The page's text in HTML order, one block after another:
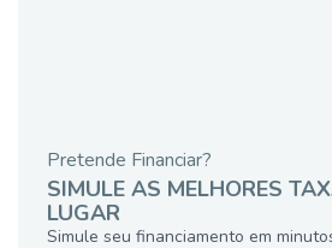
Pretende Financiar?
SIMULE AS MELHORES
LUGAR
Simule seu financiamento em